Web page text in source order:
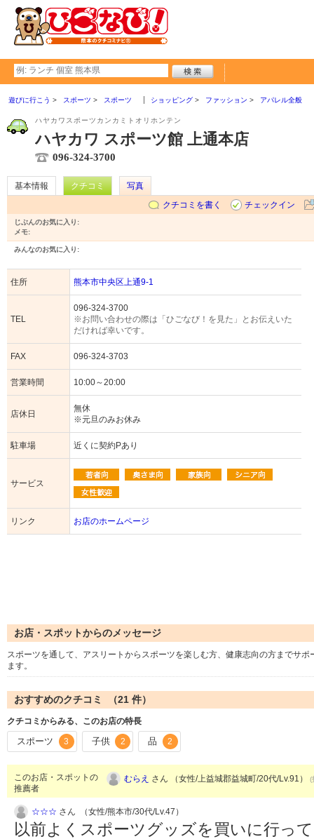
遊びに行こう スポーツ スポーツ ショッピング ファッション アパレル全般
ハヤカワスポーツカンカミトオリホンテン
ハヤカワ スポーツ館 上通本店
096-324-3700
基本情報 クチコミ
写真
クチコミを書く
チェックイン
じぶんのお気に入り:
メモ:
みんなのお気に入り:
住所 熊本市中央区上通9-1
TEL
096-324-3700
※お問い合わせの際は「ひごなび！を見た」とお伝えいた
だければ幸いです。
FAX 096-324-3703
営業時間 10:00～20:00
店休日
無休
※元旦のみお休み
駐車場 近くに契約Pあり
サービス
リンク お店のホームページ
お店・スポットからのメッセージ
スポーツを通して、アスリートからスポーツを楽しむ方、健康志向の方までサ
ます。
おすすめのクチコミ （21 件）
クチコミからみる、このお店の特長
スポーツ 3 子供 2 品 2
このお店・スポットの
推薦者
むらえ さん （女性/上益城郡益城町/20代/Lv.91） (
☆☆☆ さん （女性/熊本市/30代/Lv.47）
以前よくスポーツグッズを買いに行っ